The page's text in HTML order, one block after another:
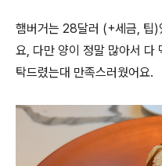
햄버거는 28달러 (+세금, 팁)
요, 다만 양이 정말 많아서 다
탁드렸는대 만족스러웠어요.